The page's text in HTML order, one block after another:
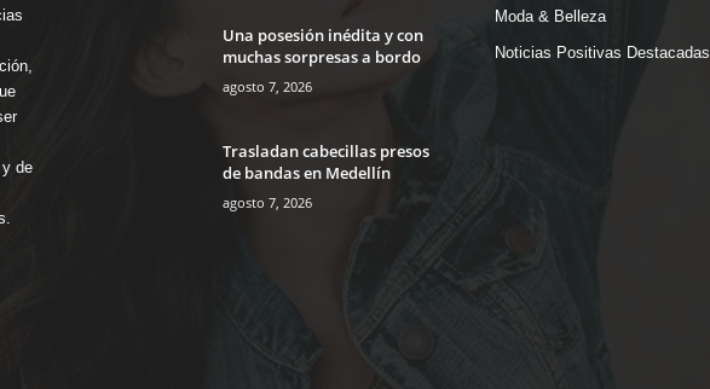
de
Una posesión inédita y con
muchas sorpresas a bordo
agosto 7, 2026
Trasladan cabecillas presos
de bandas en Medellín
agosto 7, 2026
Moda & Belleza
Noticias Positivas Destacadas